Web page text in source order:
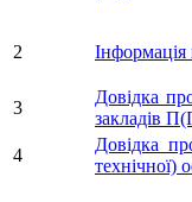
2
3
Довідка
закладів
4
Довідка
технічної)